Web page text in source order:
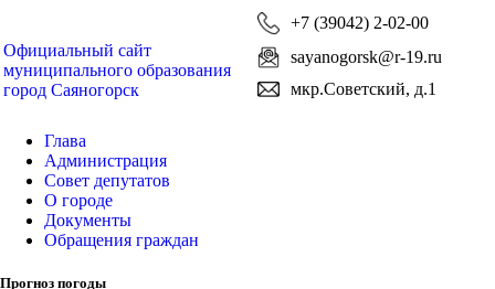
Официальный сайт
муниципального образования
город Саяногорск
+7 (39042) 2-02-00
sayanogorsk@r-19.ru
мкр.Советский, д.1
Глава
Администрация
Совет депутатов
О городе
Документы
Обращения граждан
Прогноз погоды